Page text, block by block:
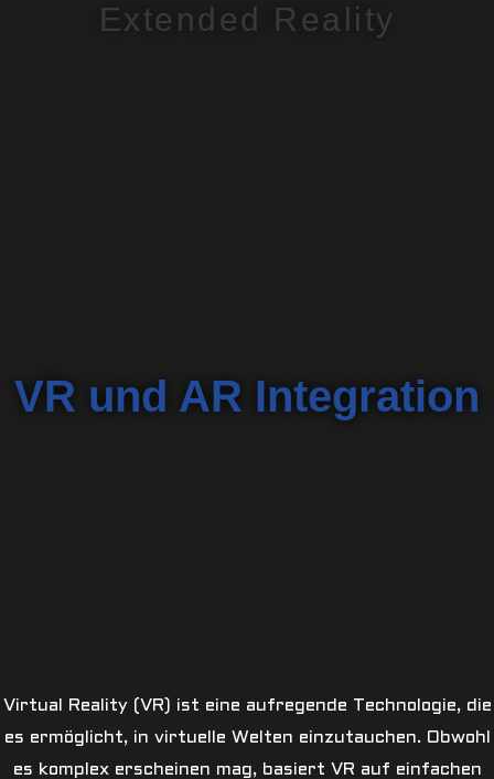
Extended Reality
VR und AR Integration
Virtual Reality (VR) ist eine aufregende Technologie, die
es ermöglicht, in virtuelle Welten einzutauchen. Obwohl
es komplex erscheinen mag, basiert VR auf einfachen